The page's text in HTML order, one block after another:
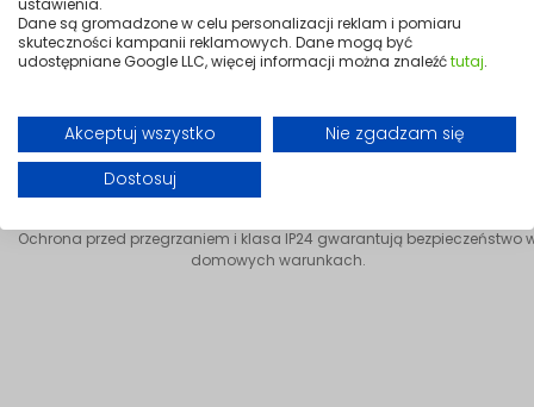
ustawienia.
Dane są gromadzone w celu personalizacji reklam i pomiaru
skuteczności kampanii reklamowych. Dane mogą być
udostępniane Google LLC, więcej informacji można znaleźćtutaj.
Akceptuj wszystko
Nie zgadzam się
Dostosuj
Bezpieczne działanie
Ochrona przed przegrzaniem i klasa IP24 gwarantują bezpieczeństwo
domowych warunkach.